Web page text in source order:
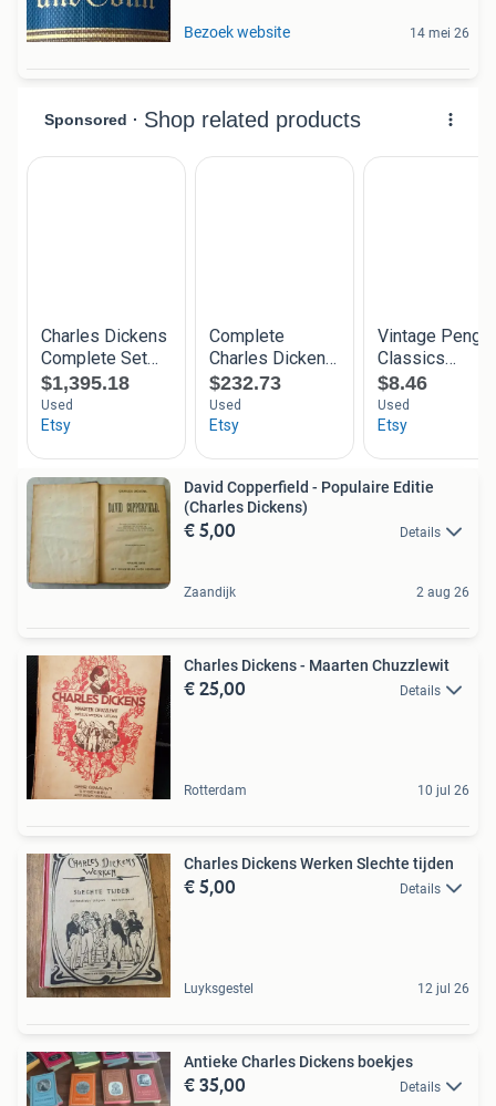
Bezoek website 14 mei 26
David Copperfield - Populaire Editie
(Charles Dickens)
€ 5,00 Details
Zaandijk 2 aug 26
Charles Dickens - Maarten Chuzzlewit
€ 25,00 Details
Rotterdam 10 jul 26
Charles Dickens Werken Slechte tijden
€ 5,00 Details
Luyksgestel 12 jul 26
Antieke Charles Dickens boekjes
€ 35,00 Details